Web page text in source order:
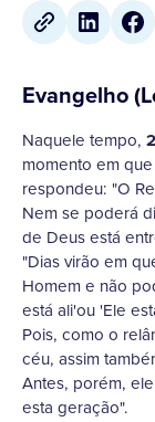
Evangelho
Naquele tempo,
momento em
respondeu: "O
Nem se poderá
de Deus está
"Dias virão em
Homem e não
está ali'ou 'Ele
Pois, como o
céu, assim
Antes, porém,
esta geração".